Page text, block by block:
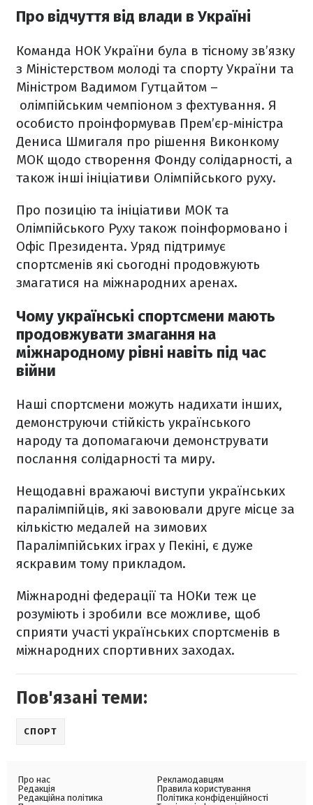
Про відчуття від влади в Україні
Команда НОК України була в тісному зв’язку
з Міністерством молоді та спорту України та
Міністром Вадимом Гутцайтом –
олімпійським чемпіоном з фехтування. Я
особисто проінформував Прем’єр-міністра
Дениса Шмигаля про рішення Виконкому
МОК щодо створення Фонду солідарності, а
також інші ініціативи Олімпійського руху.
Про позицію та ініціативи МОК та
Олімпійського Руху також поінформовано і
Офіс Президента. Уряд підтримує
спортсменів які сьогодні продовжують
змагатися на міжнародних аренах.
Чому українські спортсмени мають
продовжувати змагання на
міжнародному рівні навіть під час
війни
Наші спортсмени можуть надихати інших,
демонструючи стійкість українського
народу та допомагаючи демонструвати
послання солідарності та миру.
Нещодавні вражаючі виступи українських
паралімпійців, які завоювали друге місце за
кількістю медалей на зимових
Паралімпійських іграх у Пекіні, є дуже
яскравим тому прикладом.
Міжнародні федерації та НОКи теж це
розуміють і зробили все можливе, щоб
сприяти участі українських спортсменів в
міжнародних спортивних заходах.
Пов'язані теми:
СПОРТ
Про нас
Редакція
Редакційна політика
Рекламодавцям
Правила користування
Політика конфіденційності